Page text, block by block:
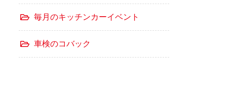
毎月のキッチンカーイベント
車検のコバック